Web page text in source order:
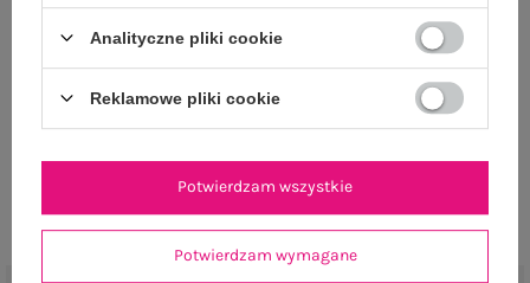
NEWSLETTER
Zapisz się do naszego newslettera i otrzymaj 15% zniżki na
pierwsze zamówienie
ZAPISZ SIĘ
Analityczne pliki cookie
Reklamowe pliki cookie
Potwierdzam wymagane
Potwierdzam wszystkie